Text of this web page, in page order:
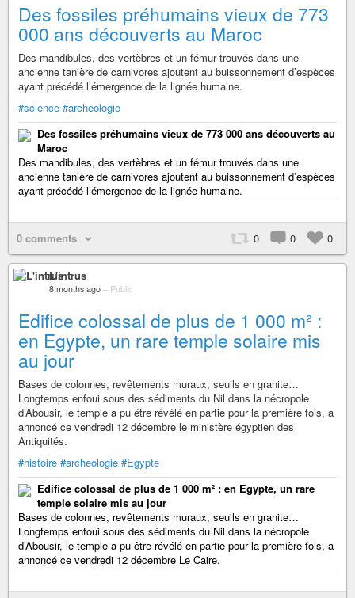
Des fossiles préhumains vieux de 773
000 ans découverts au Maroc
Des mandibules, des vertèbres et un fémur trouvés dans une
ancienne tanière de carnivores ajoutent au buissonnement d’espèces
ayant précédé l’émergence de la lignée humaine.
#science #archeologie
Des fossiles préhumains vieux de 773 000 ans découverts au
Maroc
Des mandibules, des vertèbres et un fémur trouvés dans une
ancienne tanière de carnivores ajoutent au buissonnement d’espèces
ayant précédé l’émergence de la lignée humaine.
0 comments 0 0 0
L'intrus
8 months ago – Public
Edifice colossal de plus de 1 000 m² :
en Egypte, un rare temple solaire mis
au jour
Bases de colonnes, revêtements muraux, seuils en granite…
Longtemps enfoui sous des sédiments du Nil dans la nécropole
d’Abousir, le temple a pu être révélé en partie pour la première fois, a
annoncé ce vendredi 12 décembre le ministère égyptien des
Antiquités.
#histoire #archeologie #Egypte
Edifice colossal de plus de 1 000 m² : en Egypte, un rare
temple solaire mis au jour
Bases de colonnes, revêtements muraux, seuils en granite…
Longtemps enfoui sous des sédiments du Nil dans la nécropole
d’Abousir, le temple a pu être révélé en partie pour la première fois, a
annoncé ce vendredi 12 décembre Le Caire.